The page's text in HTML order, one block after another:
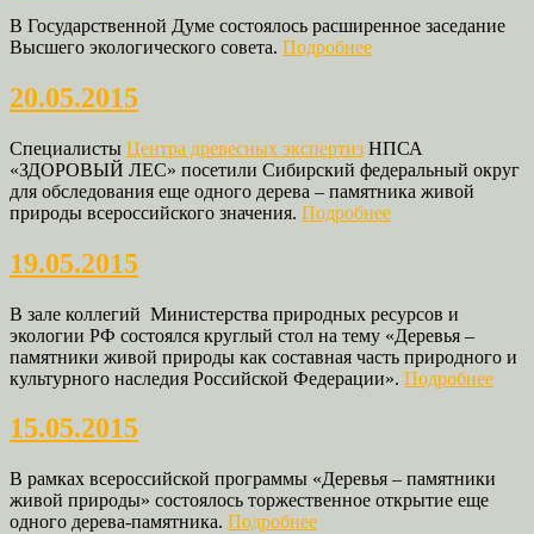
В Государственной Думе состоялось расширенное заседание
Высшего экологического совета. Подробнее
20.05.2015
Специалисты Центра древесных экспертиз НПСА
«ЗДОРОВЫЙ ЛЕС» посетили Сибирский федеральный округ
для обследования еще одного дерева – памятника живой
природы всероссийского значения. Подробнее
19.05.2015
В зале коллегий Министерства природных ресурсов и
экологии РФ состоялся круглый стол на тему «Деревья –
памятники живой природы как составная часть природного и
культурного наследия Российской Федерации». Подробнее
15.05.2015
В рамках всероссийской программы «Деревья – памятники
живой природы» состоялось торжественное открытие еще
одного дерева-памятника. Подробнее